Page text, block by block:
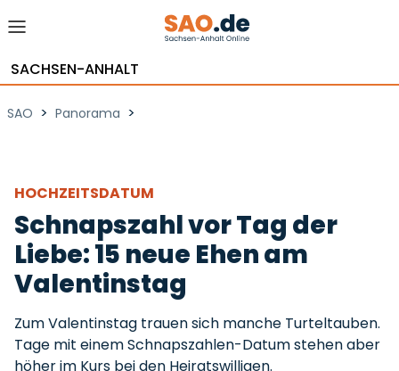
SACHSEN-ANHALT
SAO > Panorama >
HOCHZEITSDATUM
Schnapszahl vor Tag der
Liebe: 15 neue Ehen am
Valentinstag
Zum Valentinstag trauen sich manche Turteltauben.
Tage mit einem Schnapszahlen-Datum stehen aber
höher im Kurs bei den Heiratswilligen.